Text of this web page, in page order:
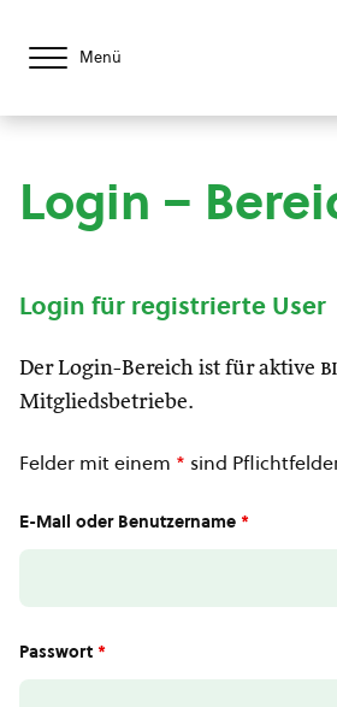
Menü
Login –
Login für registrierte User
Der Login-Bereich ist für aktive
Mitgliedsbetriebe.
Felder mit einem * sind
E-Mail oder Benutzername *
Passwort *